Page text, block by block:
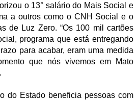
o 13° salário do Mais Social e
a outros como o CNH Social e o
de Luz Zero. “Os 100 mil cartões
programa que está entregando
para acabar, eram uma medida
que nós vivemos em Mato
do Estado beneficia pessoas com